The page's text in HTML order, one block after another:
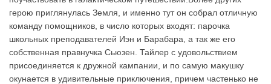
герою приглянулась Земля, и именно тут он собрал отличную
команду помощников, в число которых входят: парочка
школьных преподавателей Иэн и Барабара, а так же его
собственная правнучка Сьюзен. Тайлер с удовольствием
присоединяется к дружной кампании, и по самую макушку
окунается в удивительные приключения, причем частенько не